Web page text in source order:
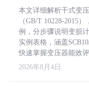
本文详细解析干式变
（GB/T 10228-2015
例，分步骤说明变损
实例表格，涵盖
快速掌握变压器能效评
2026年8月4日